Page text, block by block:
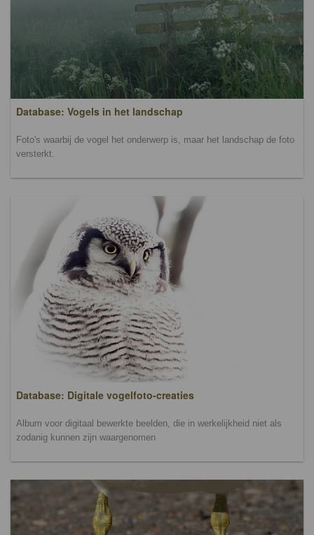
Database: Vogels in het landschap
Foto's waarbij de vogel het onderwerp is, maar het landschap de foto
versterkt.
Database: Digitale vogelfoto-creaties
Album voor digitaal bewerkte beelden, die in werkelijkheid niet als
zodanig kunnen zijn waargenomen